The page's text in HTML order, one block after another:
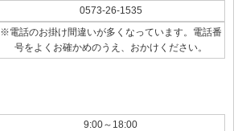
0573-26-1535
※電話のお掛け間違いが多くなっています。電話番
号をよくお確かめのうえ、おかけください。
9:00～18:00